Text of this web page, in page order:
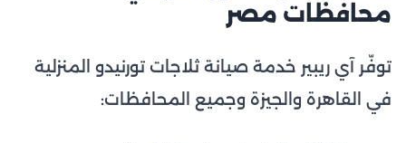
محافظات مصر
توفّر آي ريبير خدمة صيانة ثلاجات تورنيدو المنزلية
في القاهرة والجيزة وجميع المحافظات: